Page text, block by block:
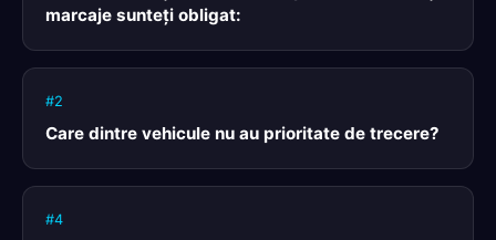
marcaje sunteţi obligat:
#2
Care dintre vehicule nu au prioritate de trecere?
#4